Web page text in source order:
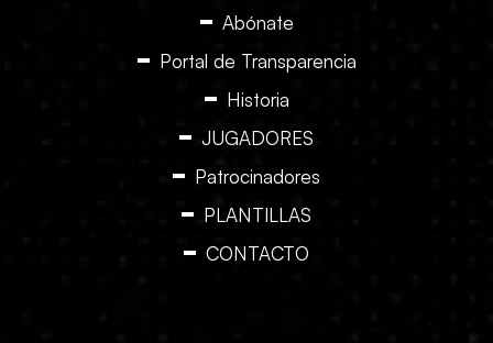
Abónate
Portal de Transparencia
Historia
JUGADORES
Patrocinadores
PLANTILLAS
CONTACTO